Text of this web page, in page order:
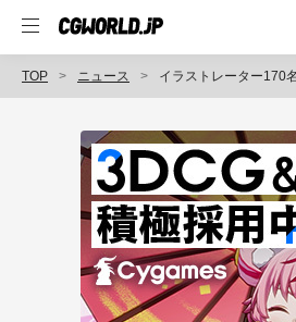
TOP ニュース イラストレーター170名のアートブック『VISIONS 2021』創刊